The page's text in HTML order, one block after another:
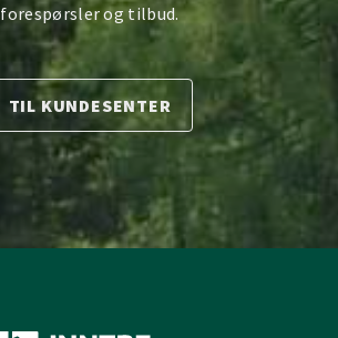
forespørsler og tilbud.
TIL KUNDESENTER